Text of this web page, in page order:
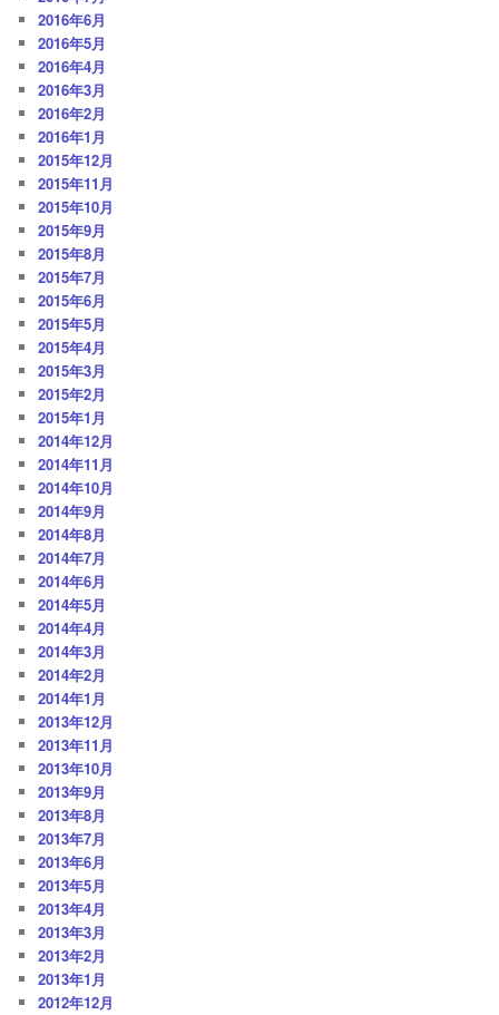
2016年6月
2016年5月
2016年4月
2016年3月
2016年2月
2016年1月
2015年12月
2015年11月
2015年10月
2015年9月
2015年8月
2015年7月
2015年6月
2015年5月
2015年4月
2015年3月
2015年2月
2015年1月
2014年12月
2014年11月
2014年10月
2014年9月
2014年8月
2014年7月
2014年6月
2014年5月
2014年4月
2014年3月
2014年2月
2014年1月
2013年12月
2013年11月
2013年10月
2013年9月
2013年8月
2013年7月
2013年6月
2013年5月
2013年4月
2013年3月
2013年2月
2013年1月
2012年12月